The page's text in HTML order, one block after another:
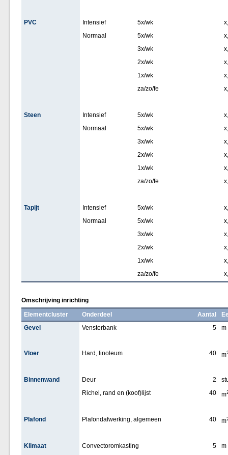
PVC Intensief 5x/wk
Normaal
5x/wk
3x/wk
2x/wk
1x/wk
za/zo/fe
Steen Intensief 5x/wk
Normaal
5x/wk
3x/wk
2x/wk
1x/wk
za/zo/fe
Tapijt Intensief 5x/wk
Normaal
5x/wk
3x/wk
2x/wk
1x/wk
za/zo/fe
Omschrijving inrichting
Elementcluster
Onderdeel Aantal
Gevel
Vensterbank 5 m
Vloer Hard, linoleum 40 m
Binnenwand Deur 2
Richel, rand en (koof)lijst
40 m
Plafond Plafondafwerking, algemeen 40 m
Klimaat Convectoromkasting 5 m